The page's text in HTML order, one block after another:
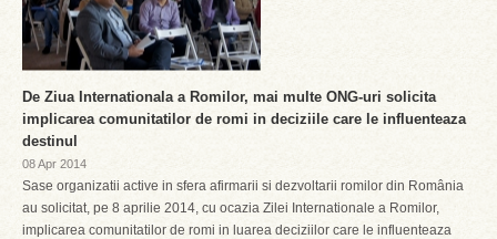
De Ziua Internationala a Romilor, mai multe ONG-uri solicita
implicarea comunitatilor de romi in deciziile care le influenteaza
destinul
08 Apr 2014
Sase organizatii active in sfera afirmarii si dezvoltarii romilor din România
au solicitat, pe 8 aprilie 2014, cu ocazia Zilei Internationale a Romilor,
implicarea comunitatilor de romi in luarea deciziilor care le influenteaza